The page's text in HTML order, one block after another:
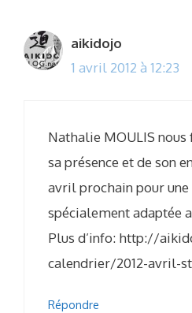
aikidojo
1 avril 2012 à 12:23
Nathalie MOULIS
sa présence et de son
avril prochain pour une
spécialement adaptée
Plus d’info: http://
calendrier/2012-avril-
Répondre